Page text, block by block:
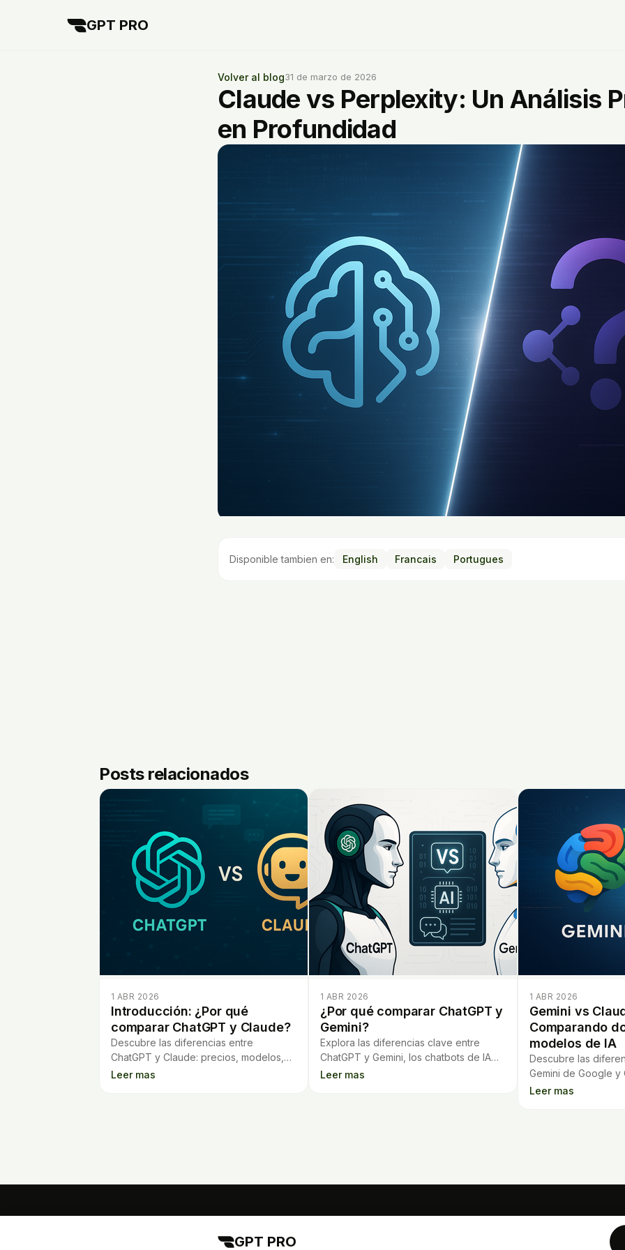
GPT PRO
Volver al blog31 de marzo de 2026
Claude vs Perplexity: Un Análisis
en Profundidad
Disponible tambien en: English Francais Portugues
Posts relacionados
1 ABR 2026
Introducción: ¿Por qué
comparar ChatGPT y Claude?
Descubre las diferencias entre
ChatGPT y Claude: precios, modelos,
capacidades y funciones extra para
Leer mas
1 ABR 2026
¿Por qué comparar ChatGPT y
Gemini?
Explora las diferencias clave entre
ChatGPT y Gemini, los chatbots de IA
más populares. Compara sus funciones
Leer mas
1 ABR 2026
Gemini vs
Comparando
modelos de IA
Descubre las
Gemini de Google y
Anthropic: precios,
Leer mas
GPT PRO